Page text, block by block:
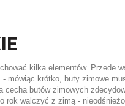
kilka elementów. Przede
mówiąc krótko, buty zimowe
cechą butów zimowych
rok walczyć z zimą -